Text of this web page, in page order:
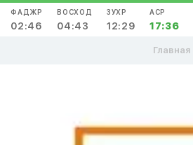
ФАДЖР
02:46
ВОСХОД
04:43
ЗУХР
12:29
АСР
17:36
Главная